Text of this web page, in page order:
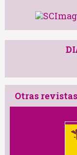
Otras revistas